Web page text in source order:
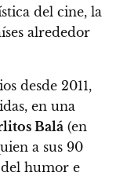
del cine, la
alrededor
desde 2011,
en una
Balá (en
a sus 90
humor e